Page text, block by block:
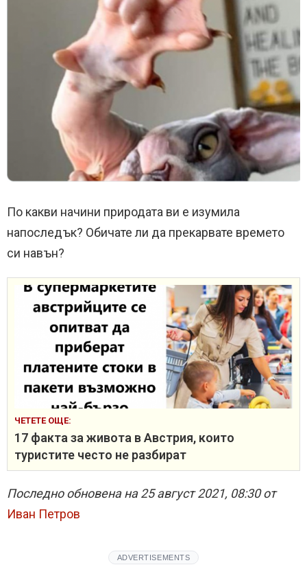
По какви начини природата ви е изумила
напоследък? Обичате ли да прекарвате времето
си навън?
ЧЕТЕТЕ ОЩЕ:
17 факта за живота в Австрия, които
туристите често не разбират
Последно обновена на 25 август 2021, 08:30 от
Иван Петров
ADVERTISEMENTS